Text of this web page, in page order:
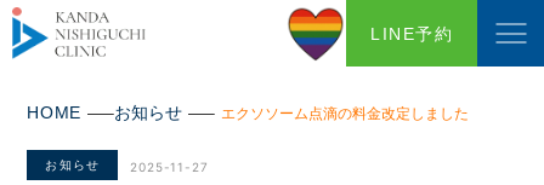
LINE予約
HOME お知らせ エクソソーム点滴の料金改定しました
お知らせ 2025-11-27